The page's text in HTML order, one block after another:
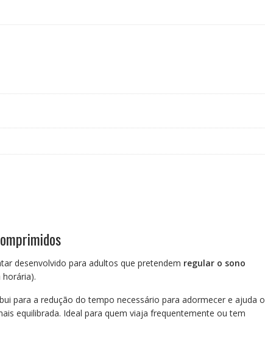
desenvolvido para adultos que pretendem regular o sono
horária).
para a redução do tempo necessário para adormecer e ajuda o
equilibrada. Ideal para quem viaja frequentemente ou tem